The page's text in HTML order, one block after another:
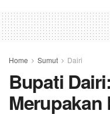
Home Sumut Dairi
Bupati
Merupakan